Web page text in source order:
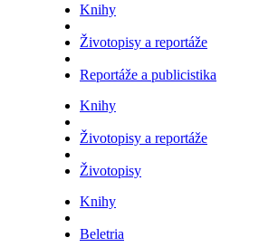
Knihy
Životopisy a reportáže
Reportáže a publicistika
Knihy
Životopisy a reportáže
Životopisy
Knihy
Beletria